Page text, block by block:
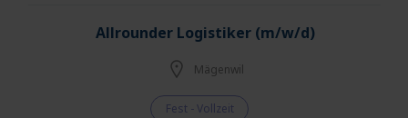
Allrounder Logistiker (m/w/d)
Mägenwil
Fest - Vollzeit